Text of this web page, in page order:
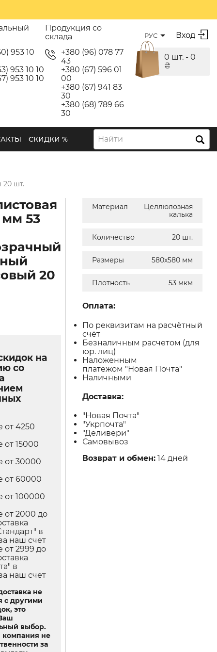
953 10
953 10 10
953 10 10
Продукция со
склада
+380 (96) 078 77
43
+380 (67) 596 01
00
+380 (67) 941 83
30
+380 (68) 789 66
30
РУС Вход
0 шт. - 0
₴
СКИДКИ % Найти
20 шт.
мм 53
20
на
со
от 4250
от 15000
от 30000
от 60000
от 100000
от 2000 до
в
наш счет
от 2999 до
в
наш счет
не
с другими
это
выбор.
не
за
Материал
Целлюлозная
калька
Количество 20 шт.
Размеры 580х580 мм
Плотность 53 мкм
Оплата:
По реквизитам на расчётный
счёт
Безналичным расчетом (для
юр. лиц)
Наложенным
платежом "Новая Почта"
Наличными
Доставка:
"Новая Почта"
"Укрпочта"
"Деливери"
Самовывоз
Возврат и обмен:14 дней